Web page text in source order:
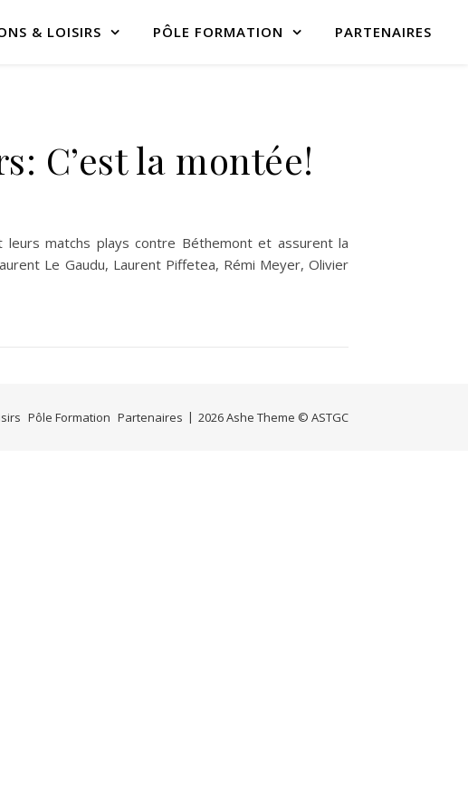
& LOISIRS PÔLE FORMATION PARTENAIRES
C’est la montée!
matchs plays contre Béthemont et assurent la
Le Gaudu, Laurent Piffetea, Rémi Meyer, Olivier
2026 Ashe Theme © ASTGC
Pôle Formation Partenaires